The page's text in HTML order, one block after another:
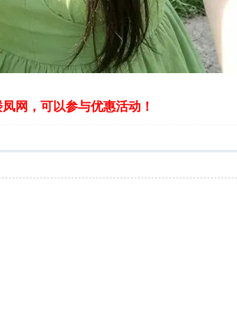
网，可以参与优惠活动！